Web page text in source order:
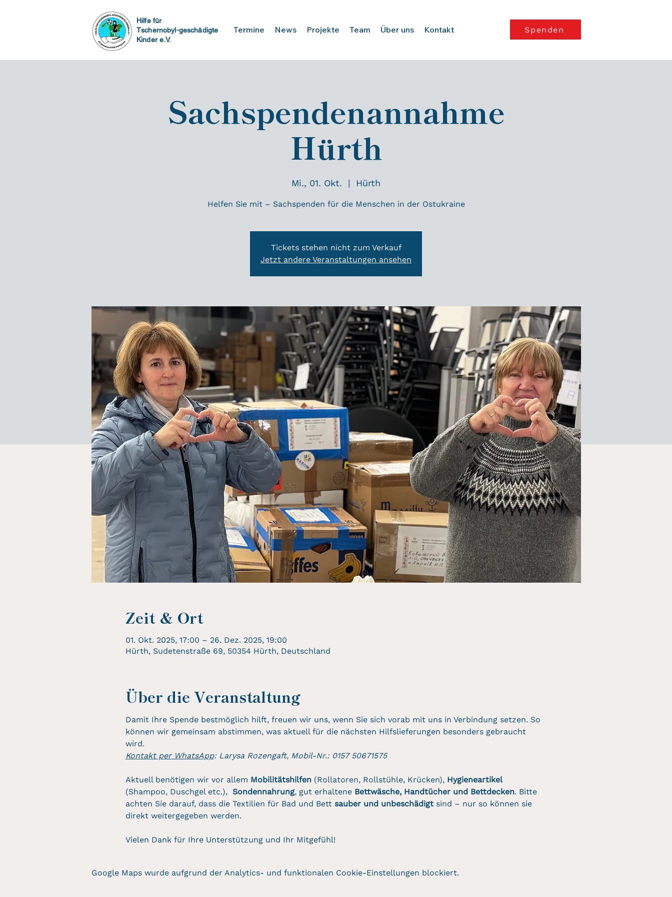
Hilfe für
Tschernobyl-geschädigte
Kinder e.V.
Termine News Projekte Team Über uns Kontakt Spenden
Sachspendenannahme
Hürth
Mi., 01. Okt.
  |
Hürth
Helfen Sie mit – Sachspenden für die Menschen in der Ostukraine
Tickets stehen nicht zum Verkauf
Jetzt andere Veranstaltungen ansehen
Zeit & Ort
01. Okt. 2025, 17:00 – 26. Dez. 2025, 19:00
Hürth, Sudetenstraße 69, 50354 Hürth, Deutschland
Über die Veranstaltung
Damit Ihre Spende bestmöglich hilft, freuen wir uns, wenn Sie sich vorab mit uns in Verbindung setzen. So
können wir gemeinsam abstimmen, was aktuell für die nächsten Hilfslieferungen besonders gebraucht
wird.
Kontakt per WhatsApp: Larysa Rozengaft, Mobil-Nr.: 0157 50671575
Aktuell benötigen wir vor allem Mobilitätshilfen (Rollatoren, Rollstühle, Krücken), Hygieneartikel
(Shampoo, Duschgel etc.), Sondennahrung, gut erhaltene Bettwäsche, Handtücher und Bettdecken. Bitte
achten Sie darauf, dass die Textilien für Bad und Bett sauber und unbeschädigt sind – nur so können sie
direkt weitergegeben werden.
Vielen Dank für Ihre Unterstützung und Ihr Mitgefühl!
Google Maps wurde aufgrund der Analytics- und funktionalen Cookie-Einstellungen blockiert.